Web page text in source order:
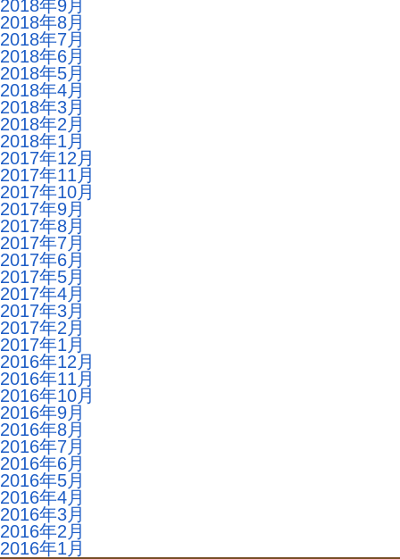
2018年9月
2018年8月
2018年7月
2018年6月
2018年5月
2018年4月
2018年3月
2018年2月
2018年1月
2017年12月
2017年11月
2017年10月
2017年9月
2017年8月
2017年7月
2017年6月
2017年5月
2017年4月
2017年3月
2017年2月
2017年1月
2016年12月
2016年11月
2016年10月
2016年9月
2016年8月
2016年7月
2016年6月
2016年5月
2016年4月
2016年3月
2016年2月
2016年1月